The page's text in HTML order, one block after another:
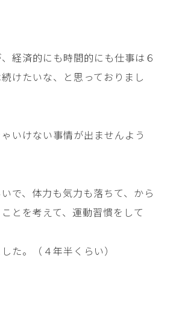
経済的にも時間的にも仕事は６
けたいな、と思っておりまし
ゃいけない事情が出ませんよう
で、体力も気力も落ちて、から
とを考えて、運動習慣をして
た。（４年半くらい）